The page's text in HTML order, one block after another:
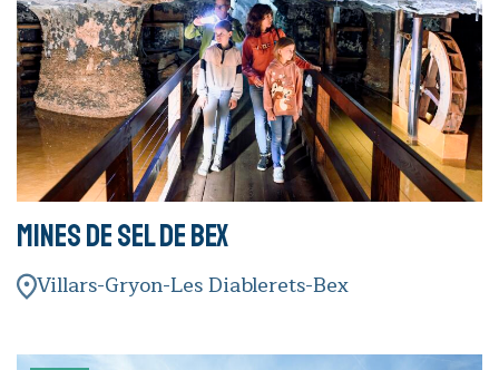
Mines de Sel de Bex
Villars-Gryon-Les Diablerets-Bex